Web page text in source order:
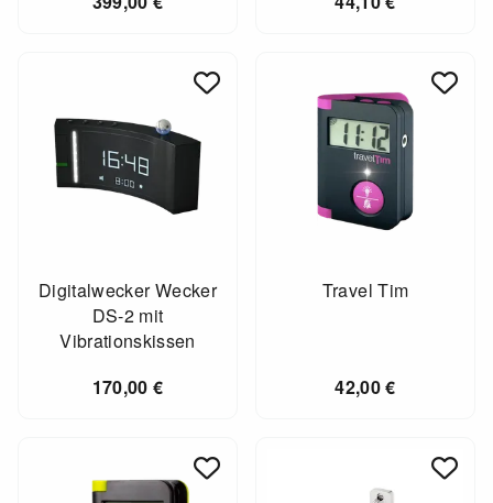
Digitalwecker Wecker
DS-2 mit
Vibrationskissen
170,00€
Travel Tim
42,00€